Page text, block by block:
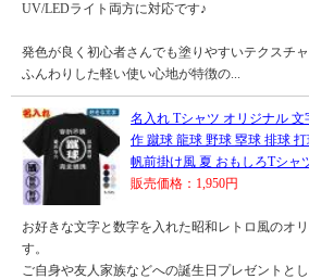
UV/LEDライト両方に対応です♪
発色が良く初心者さんでも塗りやすいテクスチ
ふんわりした軽い使い心地が特徴の...
名入れ Tシャツ オリジナル
作 蹴球 龍球 野球 塁球 排球
帆前掛け風 夏 おもしろTシャ
販売価格：1,950円
お好きな文字と数字を入れた昭和レトロ風のオ
す。
ご自身や友人家族などへの誕生日プレゼントと